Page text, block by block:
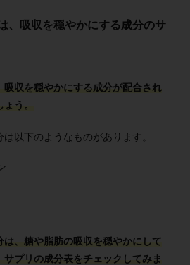
、吸収を穏やかにする成分のサ
収を穏やかにする成分が配合され
う。
以下のようなものがあります。
、糖や脂肪の吸収を穏やかにして
サプリの成分表をチェックしてみま